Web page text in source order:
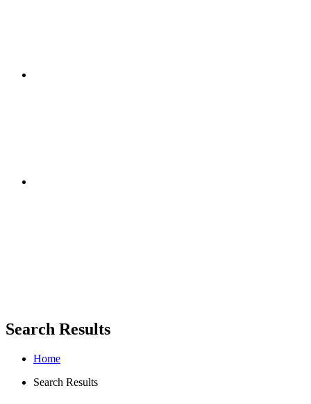
Search Results
Home
Search Results